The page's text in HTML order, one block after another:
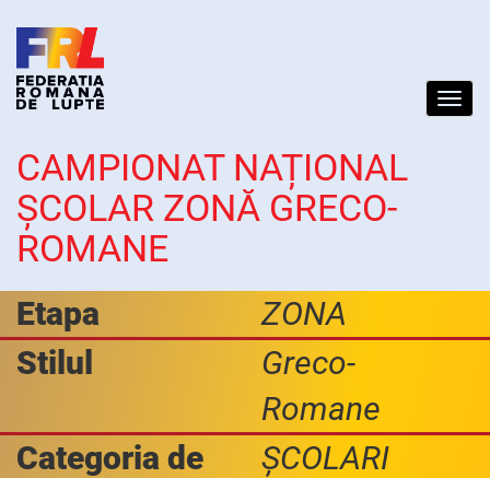
CAMPIONAT NAȚIONAL
ȘCOLAR ZONĂ GRECO-
ROMANE
Etapa
ZONA
Stilul
Greco-
Romane
Categoria de
ȘCOLARI